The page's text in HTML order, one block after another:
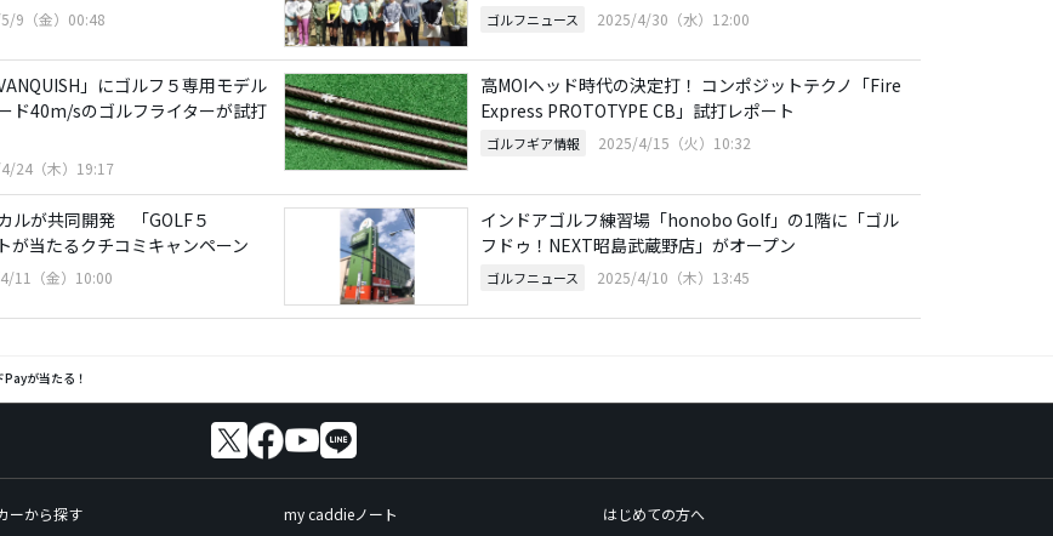
9（金）00:48 ゴルフニュース 2025/4/30（水）12:00
」にゴルフ５専用モデル
40m/sのゴルフライターが試打
24（木）19:17
高MOIヘッド時代の決定打！ コンポジットテクノ「Fire
Express PROTOTYPE CB」試打レポート
ゴルフギア情報 2025/4/15（火）10:32
ルが共同開発 「GOLF５
が当たるクチコミキャンペーン
11（金）10:00
インドアゴルフ練習場「honobo Golf」の1階に「ゴル
フドゥ！NEXT昭島武蔵野店」がオープン
ゴルフニュース 2025/4/10（木）13:45
が当たる！
ーから探す
my caddieノート
はじめての方へ